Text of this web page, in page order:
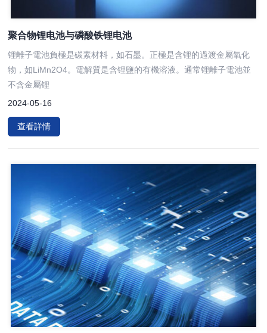
聚合物锂电池与磷酸铁锂电池
锂離子電池負極是碳素材料，如石墨。正極是含锂的過渡金屬氧化
物，如LiMn2O4。電解質是含锂鹽的有機溶液。通常锂離子電池並
不含金屬锂
2024-05-16
查看詳情